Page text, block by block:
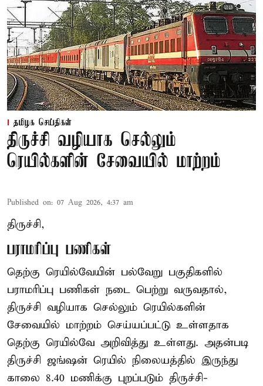
தமிழக செய்திகள்
திருச்சி வழியாக செல்லும்
ரெயில்களின் சேவையில் மாற்றம்
Published on: 07 Aug 2026, 4:37 am
திருச்சி,
பராமரிப்பு பணிகள்
தெற்கு ரெயில்வேயின் பல்வேறு பகுதிகளில்
பராமரிப்பு பணிகள் நடை பெற்று வருவதால்,
திருச்சி வழியாக செல்லும் ரெயில்களின்
சேவையில் மாற்றம் செய்யப்பட்டு உள்ளதாக
தெற்கு ரெயில்வே அறிவித்து உள்ளது. அதன்படி
திருச்சி ஜங்ஷன் ரெயில் நிலையத்தில் இருந்து
காலை 8.40 மணிக்கு புறப்படும் திருச்சி-